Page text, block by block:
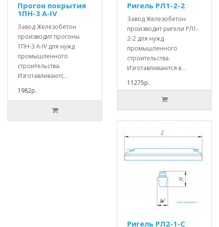
Прогон покрытия
1ПН-3 А-IV
Завод Железобетон
производит прогоны
1ПН-3 А-IV для нужд
промышленного
строительства.
Изготавливаютс..
1982р.
Ригель РЛ1-2-2
Завод Железобетон
производит ригели РЛ1-
2-2 для нужд
промышленного
строительства.
Изготавливаются в ..
11275р.
Ригель РЛ2-1-С